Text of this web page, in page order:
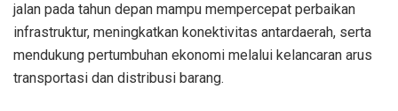
jalan pada tahun depan mampu mempercepat perbaikan
infrastruktur, meningkatkan konektivitas antardaerah, serta
mendukung pertumbuhan ekonomi melalui kelancaran arus
transportasi dan distribusi barang.